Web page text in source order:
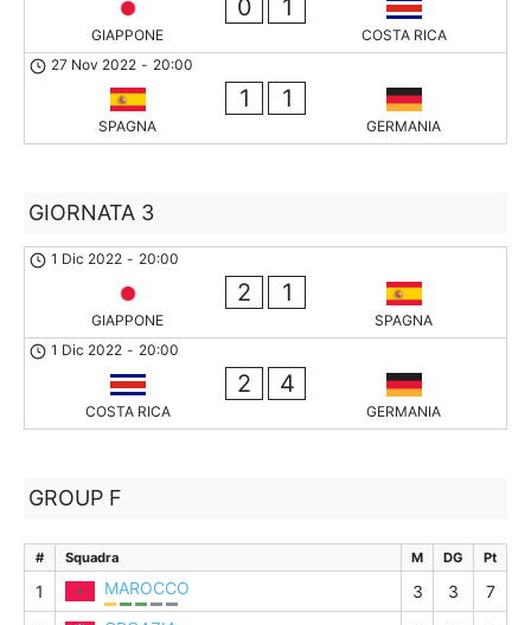
GIAPPONE
0 1
COSTA RICA
27 Nov 2022 - 20:00
SPAGNA
1 1
GERMANIA
GIORNATA 3
1 Dic 2022 - 20:00
GIAPPONE
2 1
SPAGNA
1 Dic 2022 - 20:00
COSTA RICA
2 4
GERMANIA
GROUP F
# Squadra M DG Pt
1 MAROCCO 3 3
7